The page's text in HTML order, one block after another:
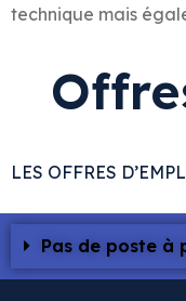
technique mais
LES OFFRES
Pas de poste à